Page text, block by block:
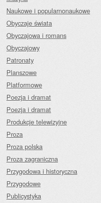
Naukowe i popularnonaukowe
Obyczaje świata
Obyczajowa i romans
Obyczajowy
Patronaty
Planszowe
Platformowe
Poezja i dramat
Poezja i dramat
Produkcje telewizyjne
Proza
Proza polska
Proza zagraniczna
Przygodowa i historyczna
Przygodowe
Publicystyka